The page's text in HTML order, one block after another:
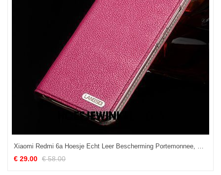
Xiaomi Redmi 6a Hoesje Echt Leer Bescherming Portemonnee, Xiaomi Redmi 6a Hoesje Mobiele Telefoon Leren Etui
€ 29.00 € 58.00